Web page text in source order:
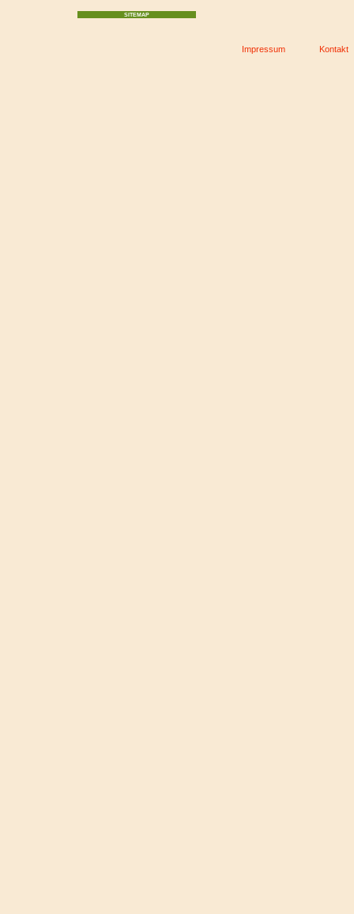
SITEMAP
Impressum Kontakt